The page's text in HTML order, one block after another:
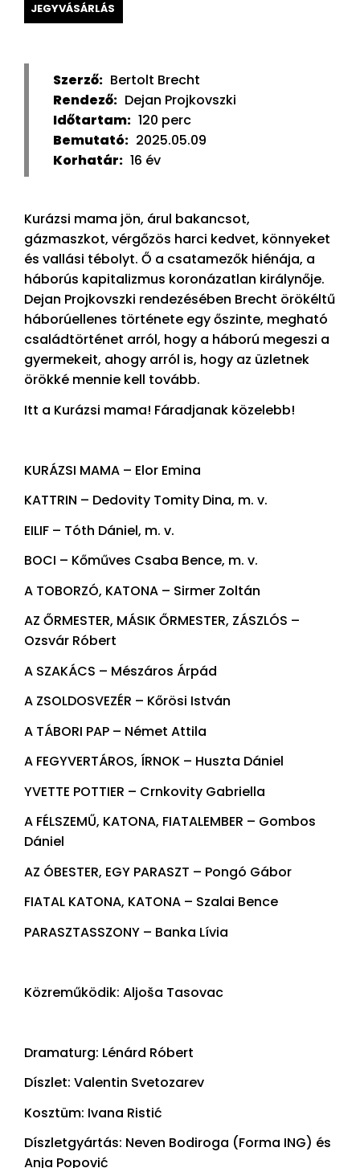
JEGYVÁSÁRLÁS
Szerző: Bertolt Brecht
Rendező: Dejan Projkovszki
Időtartam: 120 perc
Bemutató: 2025.05.09
Korhatár: 16 év
Kurázsi mama jön, árul bakancsot,
gázmaszkot, vérgőzös harci kedvet, könnyeket
és vallási tébolyt. Ő a csatamezők hiénája, a
háborús kapitalizmus koronázatlan királynője.
Dejan Projkovszki rendezésében Brecht örökéltű
háborúellenes története egy őszinte, megható
családtörténet arról, hogy a háború megeszi a
gyermekeit, ahogy arról is, hogy az üzletnek
örökké mennie kell tovább.
Itt a Kurázsi mama! Fáradjanak közelebb!
KURÁZSI MAMA – Elor Emina
KATTRIN – Dedovity Tomity Dina, m. v.
EILIF – Tóth Dániel, m. v.
BOCI – Kőműves Csaba Bence, m. v.
A TOBORZÓ, KATONA – Sirmer Zoltán
AZ ŐRMESTER, MÁSIK ŐRMESTER, ZÁSZLÓS –
Ozsvár Róbert
A SZAKÁCS – Mészáros Árpád
A ZSOLDOSVEZÉR – Kőrösi István
A TÁBORI PAP – Német Attila
A FEGYVERTÁROS, ÍRNOK – Huszta Dániel
YVETTE POTTIER – Crnkovity Gabriella
A FÉLSZEMŰ, KATONA, FIATALEMBER – Gombos
Dániel
AZ ÓBESTER, EGY PARASZT – Pongó Gábor
FIATAL KATONA, KATONA – Szalai Bence
PARASZTASSZONY – Banka Lívia
Közreműködik: Aljoša Tasovac
Dramaturg: Lénárd Róbert
Díszlet: Valentin Svetozarev
Kosztüm: Ivana Ristić
Díszletgyártás: Neven Bodiroga (Forma ING) és
Anja Popović